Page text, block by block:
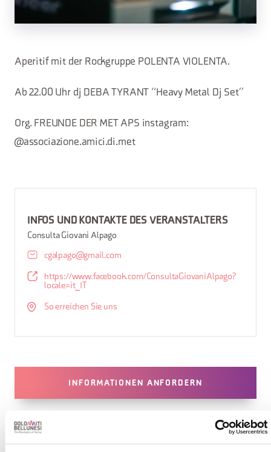
Aperitif mit der Rockgruppe POLENTA VIOLENTA.
Ab 22.00 Uhr dj DEBA TYRANT “Heavy Metal Dj Set”
Org. FREUNDE DER MET APS instagram:
@associazione.amici.di.met
INFOS UND KONTAKTE DES VERANSTALTERS
Consulta Giovani Alpago
cgalpago@gmail.com
https://www.facebook.com/ConsultaGiovaniAlpago?
locale=it_IT
So erreichen Sie uns
INFORMATIONEN ANFORDERN